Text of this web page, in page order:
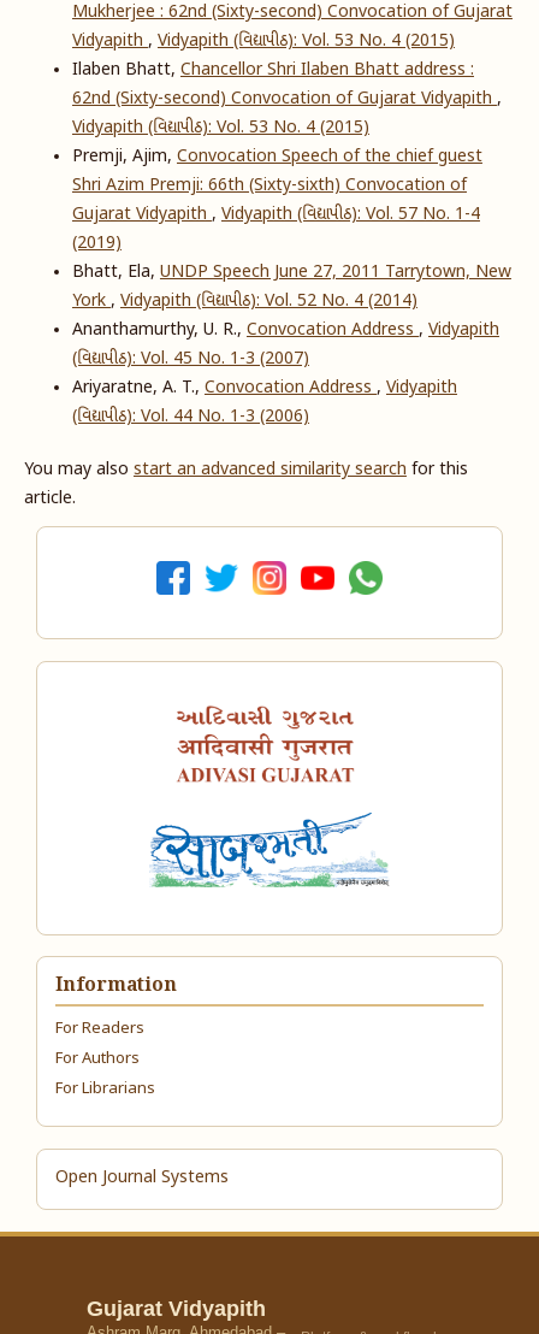
Mukherjee : 62nd (Sixty-second) Convocation of Gujarat
Vidyapith, Vidyapith (વિદ્યાપીઠ): Vol. 53 No. 4 (2015)
Ilaben Bhatt, Chancellor Shri Ilaben Bhatt address :
62nd (Sixty-second) Convocation of Gujarat Vidyapith,
Vidyapith (વિદ્યાપીઠ): Vol. 53 No. 4 (2015)
Premji, Ajim, Convocation Speech of the chief guest
Shri Azim Premji: 66th (Sixty-sixth) Convocation of
Gujarat Vidyapith, Vidyapith (વિદ્યાપીઠ): Vol. 57 No. 1-4
(2019)
Bhatt, Ela, UNDP Speech June 27, 2011 Tarrytown, New
York, Vidyapith (વિદ્યાપીઠ): Vol. 52 No. 4 (2014)
Ananthamurthy, U. R., Convocation Address, Vidyapith
(વિદ્યાપીઠ): Vol. 45 No. 1-3 (2007)
Ariyaratne, A. T., Convocation Address, Vidyapith
(વિદ્યાપીઠ): Vol. 44 No. 1-3 (2006)
You may also start an advanced similarity searchfor this
article.
Information
For Readers
For Authors
For Librarians
Open Journal Systems
Gujarat Vidyapith